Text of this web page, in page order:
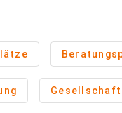
Gesellschaft